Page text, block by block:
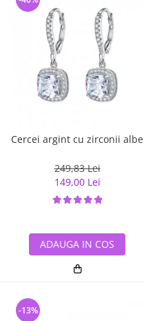
Cercei argint cu zirconii albe
249,83 Lei
149,00 Lei
ADAUGA IN COS
-13%